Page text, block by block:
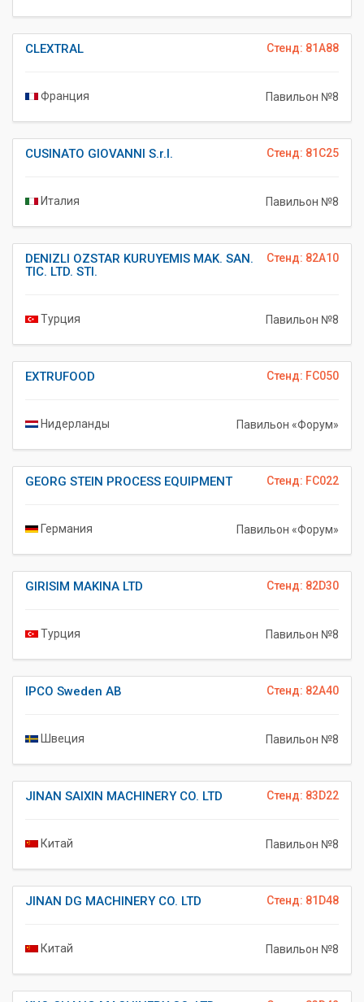
Стенд: 81A88
CLEXTRAL
Франция Павильон №8
Стенд: 81C25
CUSINATO GIOVANNI S.r.l.
Италия Павильон №8
Стенд: 82A10
DENIZLI OZSTAR KURUYEMIS MAK. SAN.
TIC. LTD. STI.
Турция Павильон №8
Стенд: FC050
EXTRUFOOD
Нидерланды Павильон «Форум»
Стенд: FC022
GEORG STEIN PROCESS EQUIPMENT
Германия Павильон «Форум»
Стенд: 82D30
GIRISIM MAKINA LTD
Турция Павильон №8
Стенд: 82A40
IPCO Sweden AB
Швеция Павильон №8
Стенд: 83D22
JINAN SAIXIN MACHINERY CO. LTD
Китай Павильон №8
Стенд: 81D48
JINAN DG MACHINERY CO. LTD
Китай Павильон №8